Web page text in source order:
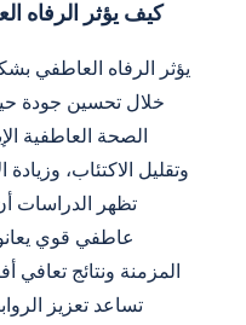
كيف يؤثر الرفاه
يؤثر الرفاه العاطفي
خلال تحسين جودة
الصحة العاطفية
وتقليل الاكتئاب،
تظهر الدراسات
عاطفي قوي
المزمنة ونتائج تعافي
تساعد تعزيز